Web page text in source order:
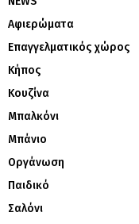
Αφιερώματα
Επαγγελματικός χώρος
Κήπος
Κουζίνα
Μπαλκόνι
Μπάνιο
Οργάνωση
Παιδικό
Σαλόνι